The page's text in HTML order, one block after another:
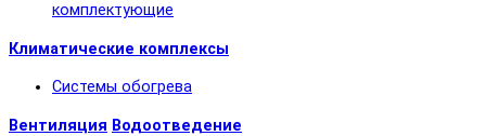
комплектующие
Климатические комплексы
Системы обогрева
Вентиляция Водоотведение